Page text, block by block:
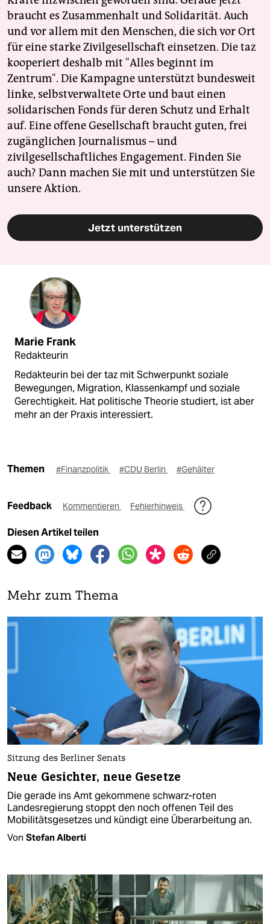
braucht es Zusammenhalt und Solidarität. Auch
und vor allem mit den Menschen, die sich vor Ort
für eine starke Zivilgesellschaft einsetzen. Die taz
kooperiert deshalb mit "Alles beginnt im
Zentrum". Die Kampagne unterstützt bundesweit
linke, selbstverwaltete Orte und baut einen
solidarischen Fonds für deren Schutz und Erhalt
auf. Eine offene Gesellschaft braucht guten, frei
zugänglichen Journalismus – und
zivilgesellschaftliches Engagement. Finden Sie
auch? Dann machen Sie mit und unterstützen Sie
unsere Aktion.
Jetzt unterstützen
Marie Frank
Redakteurin
Redakteurin bei der taz mit Schwerpunkt soziale
Bewegungen, Migration, Klassenkampf und soziale
Gerechtigkeit. Hat politische Theorie studiert, ist aber
mehr an der Praxis interessiert.
Themen #Finanzpolitik #CDU Berlin #Gehälter
Feedback Kommentieren Fehlerhinweis
Diesen Artikel teilen
Mehr zum Thema
Sitzung des Berliner Senats
Neue Gesichter, neue Gesetze
Die gerade ins Amt gekommene schwarz-roten
Landesregierung stoppt den noch offenen Teil des
Mobilitätsgesetzes und kündigt eine Überarbeitung an.
Von Stefan Alberti